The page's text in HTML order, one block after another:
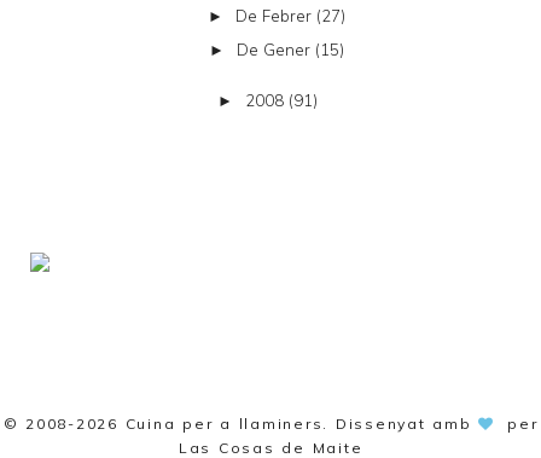
► De Febrer (27)
► De Gener (15)
► 2008 (91)
© 2008-2026 Cuina per a llaminers . Dissenyat amb
per
Las Cosas de Maite